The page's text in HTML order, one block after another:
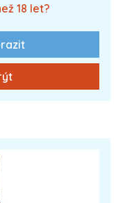
Zobrazit více
18 let?